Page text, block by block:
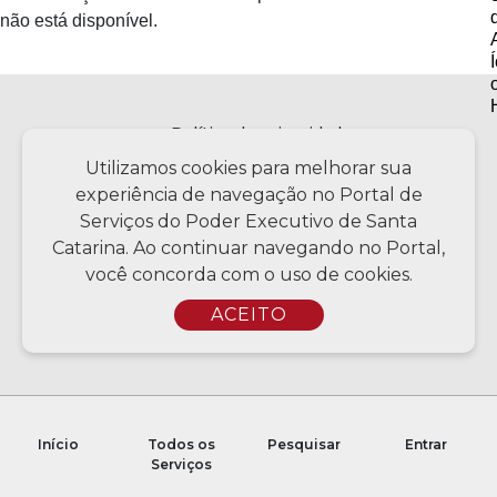
Início
Todos os
Serviços
Pesquisar Entrar
não está disponível.
Política de privacidade
Copyright © 2026 Todos os Direitos Reservados SC - Governo de
Santa Catarina | Desenvolvimento - CIASC | Coordenação - SCTI
Utilizamos cookies para melhorar sua
experiência de navegação no Portal de
Serviços do Poder Executivo de Santa
Catarina. Ao continuar navegando no Portal,
você concorda com o uso de cookies.
ACEITO